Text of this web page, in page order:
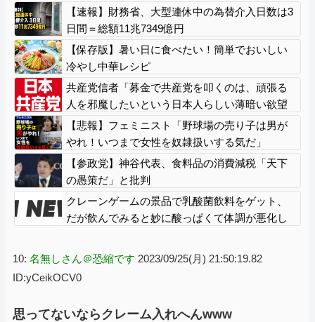
あっさりと……
【速報】財務省、大型連休中の為替介入日数は3
日間＝総額11兆7349億円
【保存版】暑い日に食べたい！簡単でおいしい
冷やし中華レシピ
共産党信者「募金で共産党を叩くのは、頑張る
人を邪魔したいという日本人らしい薄暗い欲望
のせい」
【悲報】フェミニスト「野球場の売り子は男が
やれ！いつまで女性を奴隷扱いする気だ」
【参政党】神谷代表、食料品の消費減税「天下
の愚策だ」と批判
クレーンゲームの景品で乳酸菌飲料をゲット、
だが飲んでみると妙に酸っぱくて体調が悪化し
10: 名無しさん＠恐縮です 2023/09/25(月) 21:50:19.82
ID:yCeikOCV0
思ってないならクレーム入れへんwww